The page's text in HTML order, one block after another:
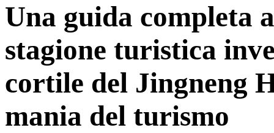
Una guida completa
stagione turistica
cortile del Jingneng
mania del turismo